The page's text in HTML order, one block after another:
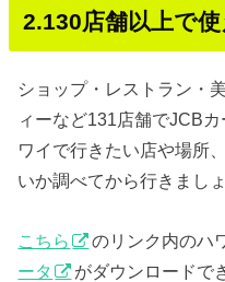
2.130店舗以上で
ショップ・レストラン・
ィーなど131店舗でJCB
ワイで行きたい店や場所
いか調べてから行きましょ
こちら のリンク内のハ
ータ
がダウンロードで